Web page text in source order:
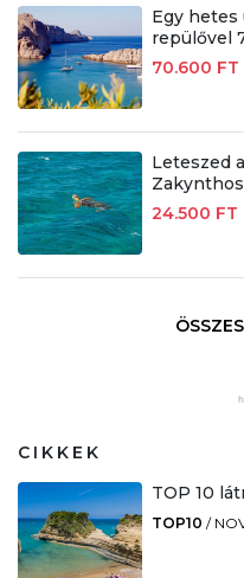
Egy hetes
repülővel
70.600 FT
Leteszed
24.500 FT
CIKKEK
TOP 10
TOP10 /